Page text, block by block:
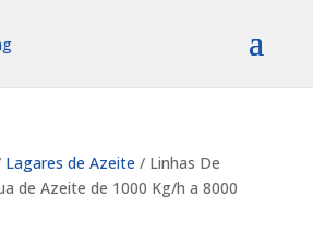
Lagares de Azeite / Linhas De
de Azeite de 1000 Kg/h a 8000